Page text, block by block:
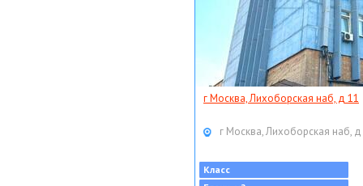
г Москва, Лихоборская наб, д 11
г Москва, Лихоборская наб,
Класс